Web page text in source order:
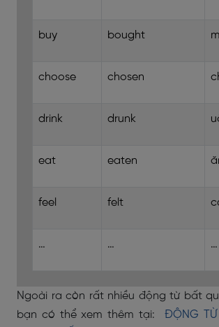
buy bought
choose chosen
drink drunk
eat eaten
feel felt
… … …
Ngoài ra còn rất nhiều động từ bất
bạn có thể xem thêm tại: ĐỘNG TỪ